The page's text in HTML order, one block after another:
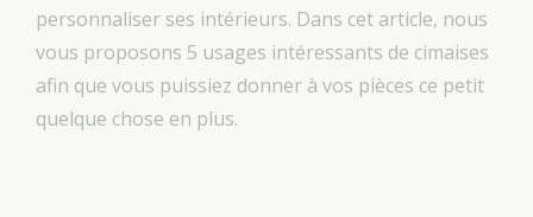
personnaliser ses intérieurs. Dans cet article, nous
vous proposons 5 usages intéressants de cimaises
afin que vous puissiez donner à vos pièces ce petit
quelque chose en plus.